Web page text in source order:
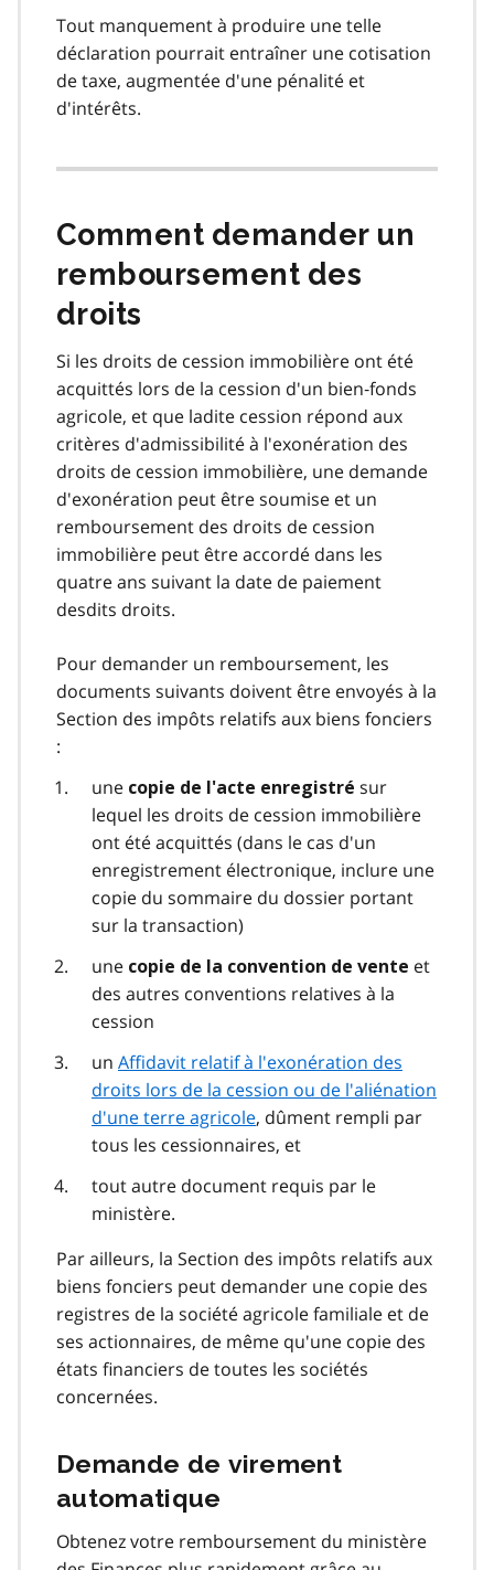
Tout manquement à produire une telle
déclaration pourrait entraîner une cotisation
de taxe, augmentée d'une pénalité et
d'intérêts.
Comment demander un
remboursement des
droits
Si les droits de cession immobilière ont été
acquittés lors de la cession d'un bien‑fonds
agricole, et que ladite cession répond aux
critères d'admissibilité à l'exonération des
droits de cession immobilière, une demande
d'exonération peut être soumise et un
remboursement des droits de cession
immobilière peut être accordé dans les
quatre ans suivant la date de paiement
desdits droits.
Pour demander un remboursement, les
documents suivants doivent être envoyés à la
Section des impôts relatifs aux biens fonciers
:
une copie de l'acte enregistré sur
lequel les droits de cession immobilière
ont été acquittés (dans le cas d'un
enregistrement électronique, inclure une
copie du sommaire du dossier portant
sur la transaction)
une copie de la convention de vente et
des autres conventions relatives à la
cession
un Affidavit relatif à l'exonération des
droits lors de la cession ou de l'aliénation
d'une terre agricole, dûment rempli par
tous les cessionnaires, et
tout autre document requis par le
ministère.
Par ailleurs, la Section des impôts relatifs aux
biens fonciers peut demander une copie des
registres de la société agricole familiale et de
ses actionnaires, de même qu'une copie des
états financiers de toutes les sociétés
concernées.
Demande de virement
automatique
Obtenez votre remboursement du ministère